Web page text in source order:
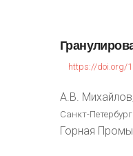
https://doi.org/
А.В.
Санкт-
Горная